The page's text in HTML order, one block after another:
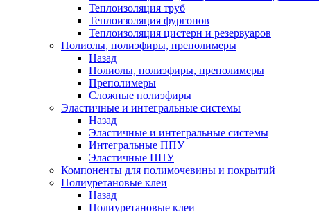
Теплоизоляция труб
Теплоизоляция фургонов
Теплоизоляция цистерн и резервуаров
Полиолы, полиэфиры, преполимеры
Назад
Полиолы, полиэфиры, преполимеры
Преполимеры
Сложные полиэфиры
Эластичные и интегральные системы
Назад
Эластичные и интегральные системы
Интегральные ППУ
Эластичные ППУ
Компоненты для полимочевины и покрытий
Полиуретановые клеи
Назад
Полиуретановые клеи